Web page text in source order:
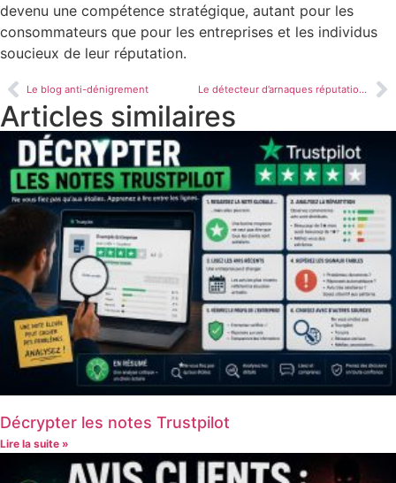
devenu une compétence stratégique, autant pour les
consommateurs que pour les entreprises et les individus
soucieux de leur réputation.
Le blog anti-dénigrement Le détecteur d’arnaques réputationnelles
Articles similaires
Décrypter les notes Trustpilot
Lire la suite »